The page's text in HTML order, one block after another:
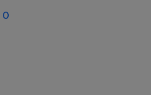
0